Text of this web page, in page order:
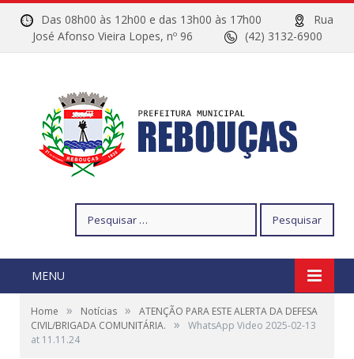
Das 08h00 às 12h00 e das 13h00 às 17h00
Rua
José Afonso Vieira Lopes, nº 96
(42) 3132-6900
por:
MENU
Home » Notícias »
ATENÇÃO PARA ESTE ALERTA DA DEFESA
CIVIL/BRIGADA COMUNITÁRIA.
»
WhatsApp Video 2025-02-13
at 11.11.24